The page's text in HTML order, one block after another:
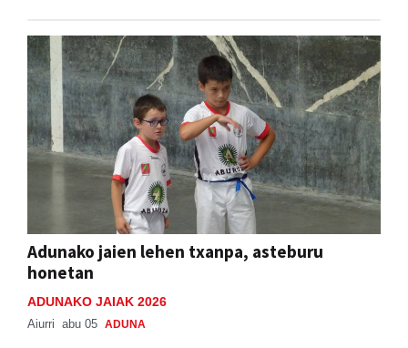
Adunako jaien lehen txanpa, asteburu
honetan
ADUNAKO JAIAK 2026
Aiurri abu 05 ADUNA